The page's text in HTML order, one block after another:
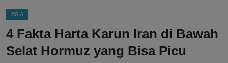
ASIA
4 Fakta Harta Karun Iran di Bawah
Selat Hormuz yang Bisa Picu